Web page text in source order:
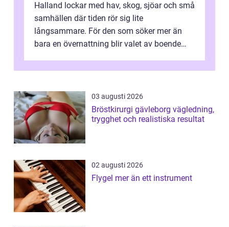
Halland lockar med hav, skog, sjöar och små
samhällen där tiden rör sig lite
långsammare. För den som söker mer än
bara en övernattning blir valet av boende
utgå...
03 augusti 2026
Bröstkirurgi gävleborg vägledning,
trygghet och realistiska resultat
02 augusti 2026
Flygel mer än ett instrument